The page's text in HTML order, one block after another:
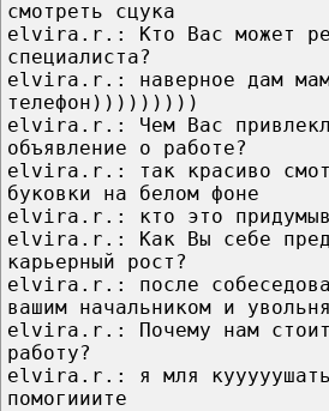
смотреть сцука
elvira.r.: Кто Вас может
специалиста?
elvira.r.: наверное дам
телефон)))))))))
elvira.r.: Чем Вас
объявление о работе?
elvira.r.: так красиво
буковки на белом фоне
elvira.r.: кто это
elvira.r.: Как Вы себе
карьерный рост?
elvira.r.: после
вашим начальником и
elvira.r.: Почему нам стоит
работу?
elvira.r.: я мля кууууушать
помогииите